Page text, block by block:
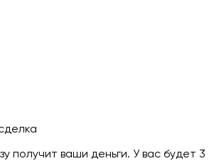
получит ваши деньги. У вас будет 3